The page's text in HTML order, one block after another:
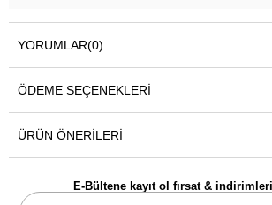
YORUMLAR(0)
ÖDEME SEÇENEKLERI
ÜRÜN ÖNERILERI
E-Bültene kayıt ol fırsat &